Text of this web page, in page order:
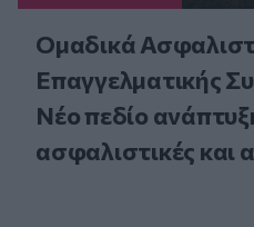
Ομαδικά
Επαγγελματικής
Νέο πεδίο
ασφαλιστικές και